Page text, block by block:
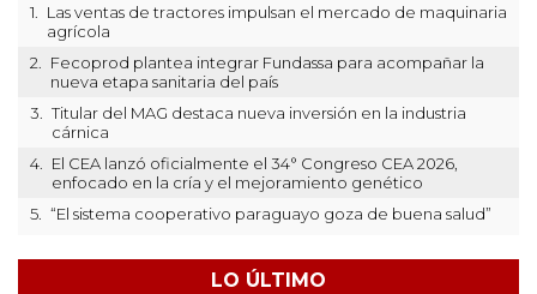
1.
Las ventas de tractores impulsan el mercado de maquinaria
agrícola
2.
Fecoprod plantea integrar Fundassa para acompañar la
nueva etapa sanitaria del país
3.
Titular del MAG destaca nueva inversión en la industria
cárnica
4.
El CEA lanzó oficialmente el 34° Congreso CEA 2026,
enfocado en la cría y el mejoramiento genético
5.
“El sistema cooperativo paraguayo goza de buena salud”
LO ÚLTIMO